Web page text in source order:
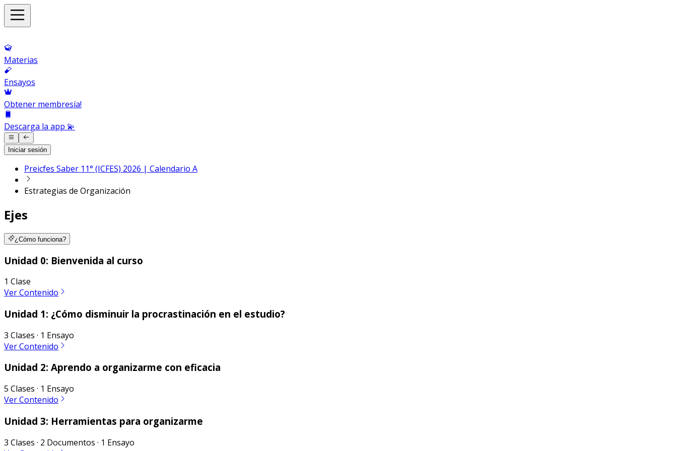
Materias
Ensayos
Obtener membresía!
Descarga la app 💫
Iniciar sesión
Preicfes Saber 11° (ICFES) 2026 | Calendario A
Estrategias de Organización
Ejes
¿Cómo funciona?
Unidad 0: Bienvenida al curso
1 Clase
Ver Contenido
Unidad 1: ¿Cómo disminuir la procrastinación en el estudio?
3 Clases · 1 Ensayo
Ver Contenido
Unidad 2: Aprendo a organizarme con eficacia
5 Clases · 1 Ensayo
Ver Contenido
Unidad 3: Herramientas para organizarme
3 Clases · 2 Documentos · 1 Ensayo